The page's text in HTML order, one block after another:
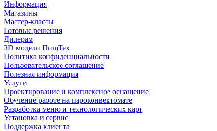
Информация
Магазины
Мастер-классы
Готовые решения
Дилерам
3D-модели ПищТех
Политика конфиденциальности
Пользовательское соглашение
Полезная информация
Услуги
Проектирование и комплексное оснащение
Обучение работе на пароконвектомате
Разработка меню и технологических карт
Установка и сервис
Поддержка клиента